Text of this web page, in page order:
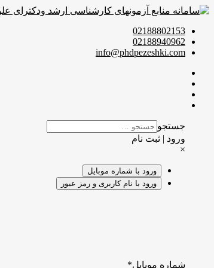
02188802153
02188940962
info@phdpezeshki.com
جستجو
ورود | ثبت نام
×
ورود با شماره موبایل
ورود با نام کاربری و رمز عبور
شماره موبایل*